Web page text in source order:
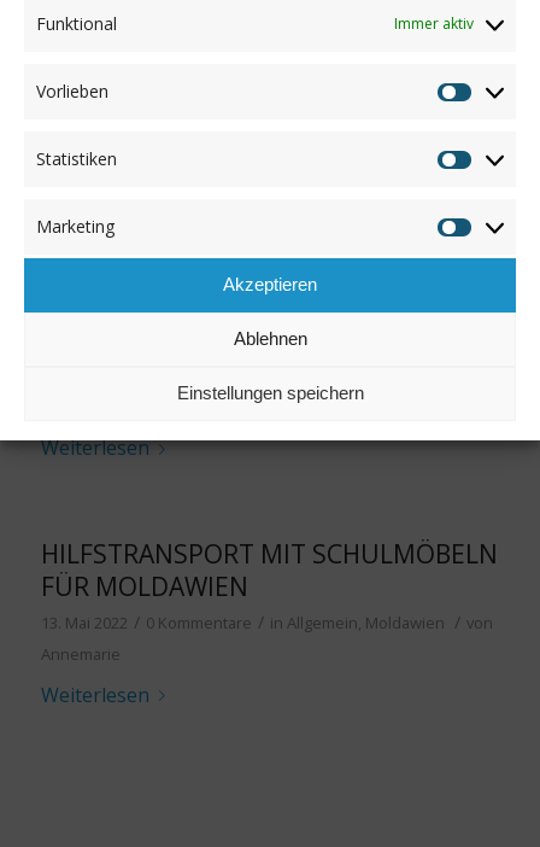
Funktional Immer aktiv
Vorlieben
Statistiken
Marketing
Akzeptieren
Ablehnen
Einstellungen speichern
BAU EINER SCHUTZMAUER FÜR DAS
17. Mai 2022 Annemarie
MUSIK UND LITERATUR FÜR DEN
Weiterlesen
HILFSTRANSPORT MIT SCHULMÖBELN
FÜR MOLDAWIEN
13. Mai 2022 / 0 Kommentare / in Allgemein Moldawien / von
Annemarie
Weiterlesen